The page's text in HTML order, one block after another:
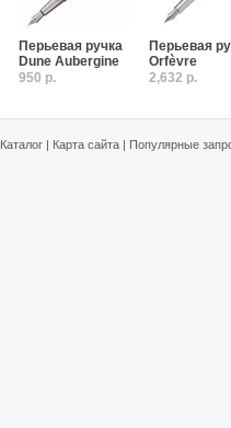
Перьевая ручка
Dune Aubergine
950 р.
Перьевая
Orfèvre
2,632 р.
Каталог | Карта сайта | Популярные